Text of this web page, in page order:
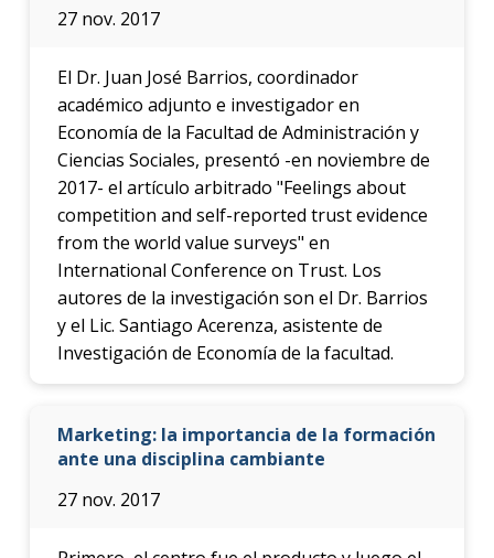
27 nov. 2017
El Dr. Juan José Barrios, coordinador
académico adjunto e investigador en
Economía de la Facultad de Administración y
Ciencias Sociales, presentó -en noviembre de
2017- el artículo arbitrado "Feelings about
competition and self-reported trust evidence
from the world value surveys" en
International Conference on Trust. Los
autores de la investigación son el Dr. Barrios
y el Lic. Santiago Acerenza, asistente de
Investigación de Economía de la facultad.
Marketing: la importancia de la formación
ante una disciplina cambiante
27 nov. 2017